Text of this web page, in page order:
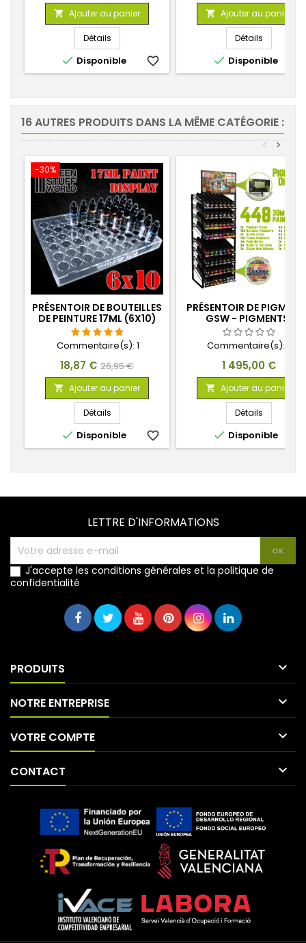
de
base
 Ajouter au panier
Détails
 Disponible favorite_border
 Ajouter au panier
Détails
 Disponible
16 AUTRES PRODUITS DANS LA MÊME CATÉGORIE :
>
<
-30%
PRÉSENTOIR DE BOUTEILLES
DE PEINTURE 17ML (6X10)
Commentaire(s): 1
Prix
18,87 € Prix
de
base
26,95 €
 Ajouter au panier
Détails
 Disponible favorite_border
PRÉSENTOIR DE
GSW - PIGMENTS,
POUDRES, TEXTURES ET
EFFETS
Commentaire(s):
Prix
1 495,00 €
 Ajouter au panier
Détails
 Disponible
LETTRE D'INFORMATIONS
J'accepte les conditions générales et la politique de
confidentialité
PRODUITS 
NOTRE ENTREPRISE 
VOTRE COMPTE 
CONTACT 